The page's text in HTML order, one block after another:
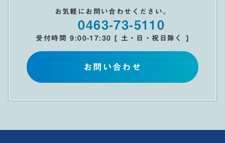
お気軽にお問い合わせください。
0463-73-5110
受付時間 9:00-17:30 [ 土・日・祝日除く ]
お問い合わせ